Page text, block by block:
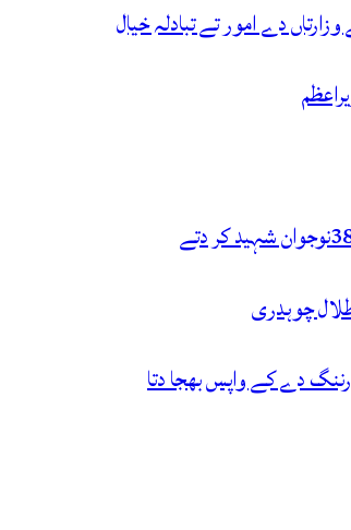
دے امور تے تبادلہ خیال
چوہدری
دے کے واپس بھجا دتا